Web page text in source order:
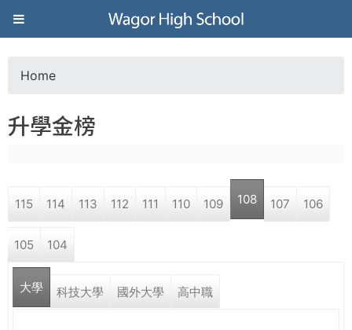
Jump to navigation
葳
格
高
學
o
a
r
e
Home
升學金榜
115 114 113 112 111 110 109 108 107 106
105 104
大學 科技大學 國外大學 高中職